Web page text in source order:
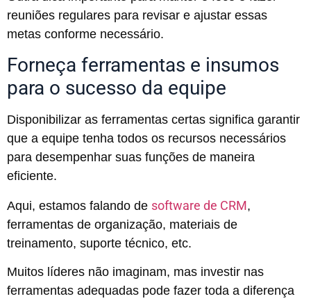
reuniões regulares para revisar e ajustar essas
metas conforme necessário.
Forneça ferramentas e insumos
para o sucesso da equipe
Disponibilizar as ferramentas certas significa garantir
que a equipe tenha todos os recursos necessários
para desempenhar suas funções de maneira
eficiente.
Aqui, estamos falando de software de CRM,
ferramentas de organização, materiais de
treinamento, suporte técnico, etc.
Muitos líderes não imaginam, mas investir nas
ferramentas adequadas pode fazer toda a diferença